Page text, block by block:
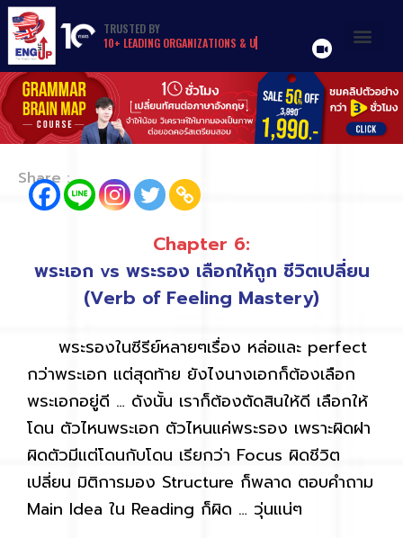
TRUSTED BY
10+ LEADING ORGANIZATIONS & UN
Share :
Chapter 6:
พระเอก vs พระรอง เลือกให้ถูก ชีวิตเปลี่ยน
(Verb of Feeling Mastery)
พระรองในซีรีย์หลายๆเรื่อง หล่อและ perfect
กว่าพระเอก แต่สุดท้าย ยังไงนางเอกก็ต้องเลือก
พระเอกอยู่ดี … ดังนั้น เราก็ต้องตัดสินให้ดี เลือกให้
โดน ตัวไหนพระเอก ตัวไหนแค่พระรอง เพราะผิดฝา
ผิดตัวมีแต่โดนกับโดน เรียกว่า Focus ผิดชีวิต
เปลี่ยน มิติการมอง Structure ก็พลาด ตอบคำถาม
Main Idea ใน Reading ก็ผิด … วุ่นแน่ๆ